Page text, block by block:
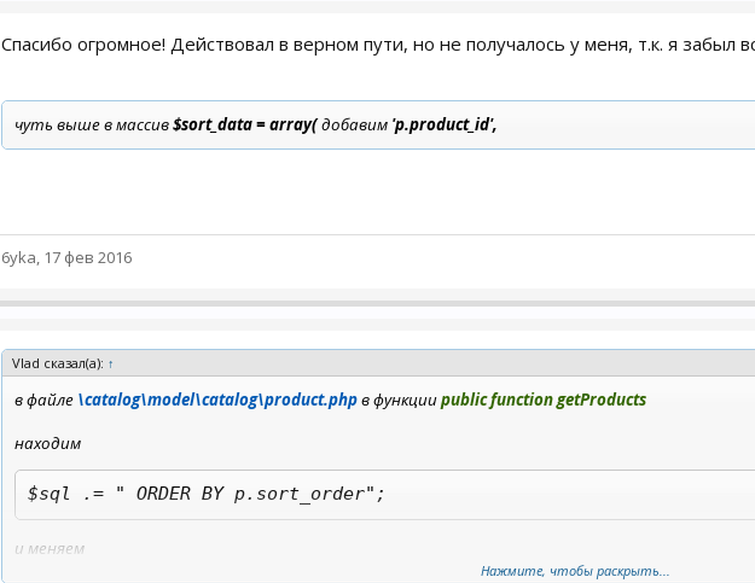
Спасибо огромное! Действовал в верном пути, но не получалось у меня, т.к. я забыл
чуть выше в массив$sort_data = array(добавим 'p.product_id',
6yka, 17 фев 2016
Vlad сказал(а): ↑
в файле \catalog\model\catalog\product.phpв функцииpublic function getProducts
находим
$sql .= " ORDER BY p.sort_order";
и меняем
Нажмите, чтобы раскрыть...